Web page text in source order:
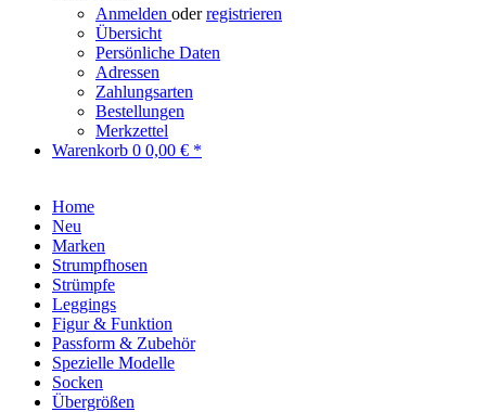
Anmelden oderregistrieren
Übersicht
Persönliche Daten
Adressen
Zahlungsarten
Bestellungen
Merkzettel
Warenkorb 0 0,00 € *
Home
Neu
Marken
Strumpfhosen
Strümpfe
Leggings
Figur & Funktion
Passform & Zubehör
Spezielle Modelle
Socken
Übergrößen